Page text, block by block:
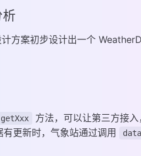
方案初步设计出一个
getXxx
方法，可以让第三方接
有更新时，气象站通过调用